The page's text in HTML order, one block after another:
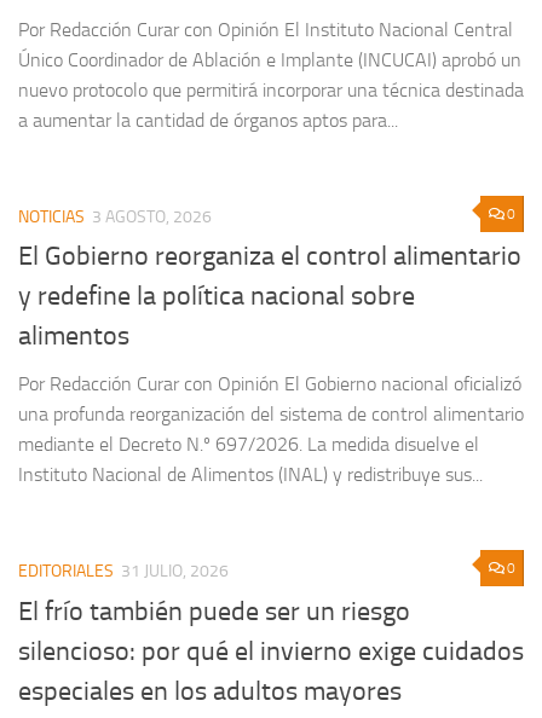
Por Redacción Curar con Opinión El Instituto Nacional Central
Único Coordinador de Ablación e Implante (INCUCAI) aprobó un
nuevo protocolo que permitirá incorporar una técnica destinada
a aumentar la cantidad de órganos aptos para...
0
NOTICIAS 3 AGOSTO, 2026
El Gobierno reorganiza el control alimentario
y redefine la política nacional sobre
alimentos
Por Redacción Curar con Opinión El Gobierno nacional oficializó
una profunda reorganización del sistema de control alimentario
mediante el Decreto N.º 697/2026. La medida disuelve el
Instituto Nacional de Alimentos (INAL) y redistribuye sus...
0
EDITORIALES 31 JULIO, 2026
El frío también puede ser un riesgo
silencioso: por qué el invierno exige cuidados
especiales en los adultos mayores